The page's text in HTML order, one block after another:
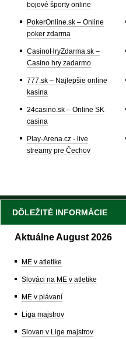
bojové športy online
PokerOnline.sk – Online
poker zdarma
CasinoHryZdarma.sk –
Casino hry zadarmo
777.sk – Najlepšie online
kasína
24casino.sk – Online SK
casina
Play-Arena.cz - live
streamy pre Čechov
DÔLEŽITÉ INFORMÁCIE
Aktuálne August 2026
ME v atletike
Slováci na ME v atletike
ME v plávaní
Liga majstrov
Slovan v Lige majstrov